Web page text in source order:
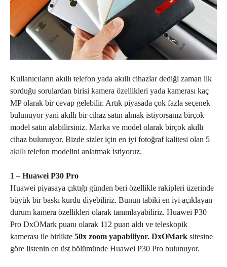
Kullanıcıların akıllı telefon yada akıllı cihazlar dediği zaman ilk
sorduğu sorulardan birisi kamera özellikleri yada kamerası kaç
MP olarak bir cevap gelebilir. Artık piyasada çok fazla seçenek
bulunuyor yani akıllı bir cihaz satın almak istiyorsanız birçok
model satın alabilirsiniz. Marka ve model olarak birçok akıllı
cihaz bulunuyor. Bizde sizler için en iyi fotoğraf kalitesi olan 5
akıllı telefon modelini anlatmak istiyoruz.
1 – Huawei P30 Pro
Huawei piyasaya çıktığı günden beri özellikle rakipleri üzerinde
büyük bir baskı kurdu diyebiliriz. Bunun tabiki en iyi açıklayan
durum kamera özellikleri olarak tanımlayabiliriz. Huawei P30
Pro DxOMark puanı olarak 112 puan aldı ve teleskopik
kamerası ile birlikte 50x zoom yapabiliyor. DxOMark sitesine
göre listenin en üst bölümünde Huawei P30 Pro bulunuyor.